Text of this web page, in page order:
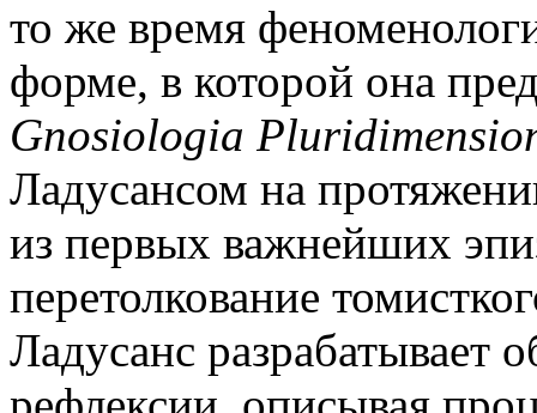
то же время
форме, в которой она
Gnosiologia
Ладусансом на
из первых важнейших
перетолкование
Ладусанс